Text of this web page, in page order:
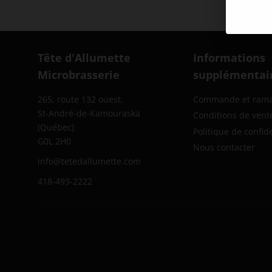
Tête d'Allumette
Microbrasserie
265, route 132 ouest,
St-André-de-Kamouraska
(Québec)
G0L 2H0
info@tetedallumette.com
418-493-2222
Informations
Commande et
Conditions de
Politique de
Nous contacter